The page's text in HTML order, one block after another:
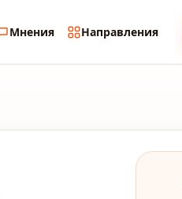
Мнения Направления